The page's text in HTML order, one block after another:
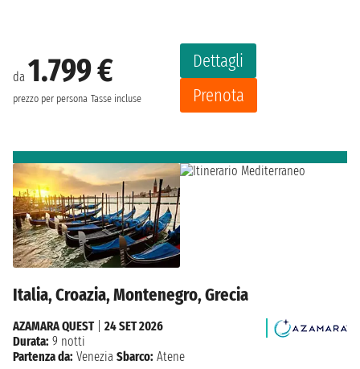
da 1.799 €
prezzo per persona Tasse incluse
Dettagli
Prenota
Italia, Croazia, Montenegro, Grecia
AZAMARA QUEST| 24 SET 2026
Durata: 9 notti
Partenza da: Venezia Sbarco: Atene